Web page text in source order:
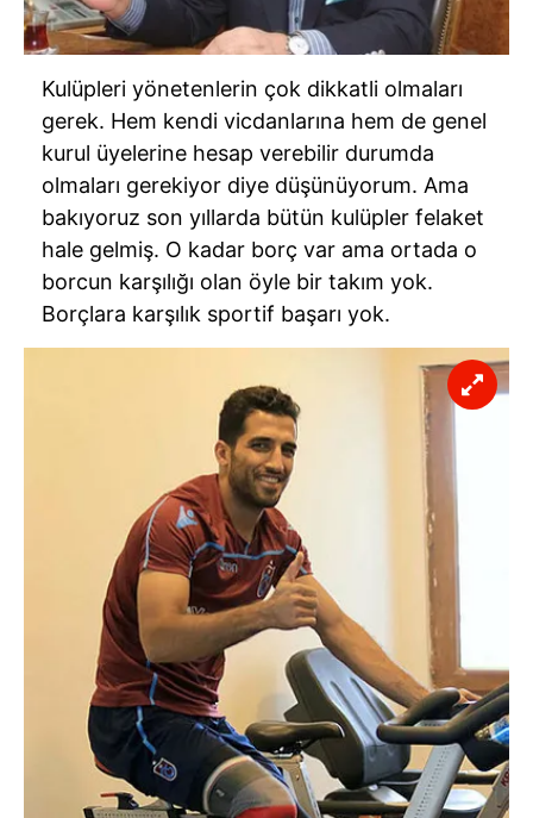
Kulüpleri yönetenlerin çok dikkatli olmaları
gerek. Hem kendi vicdanlarına hem de genel
kurul üyelerine hesap verebilir durumda
olmaları gerekiyor diye düşünüyorum. Ama
bakıyoruz son yıllarda bütün kulüpler felaket
hale gelmiş. O kadar borç var ama ortada o
borcun karşılığı olan öyle bir takım yok.
Borçlara karşılık sportif başarı yok.